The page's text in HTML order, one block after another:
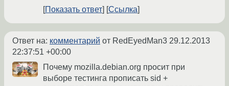
Показать ответ
Ссылка
Ответ на: комментарий от RedEyedMan3 29.12.2013
22:37:51 +00:00
Почему mozilla.debian.org просит при
выборе тестинга прописать sid +